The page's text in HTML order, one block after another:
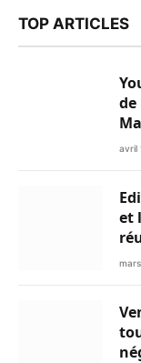
TOP ARTICLES
de
avril
et